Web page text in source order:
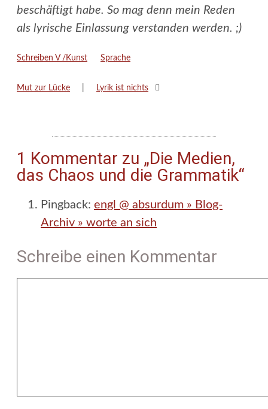
beschäftigt habe. So mag denn mein Reden
als lyrische Einlassung verstanden werden. ;)
Kategorien
Schreiben V /Kunst Schlagwörter
Sprache
Mut zur Lücke Lyrik ist nichts
1 Kommentar zu „Die Medien,
das Chaos und die Grammatik“
Pingback: engl @ absurdum » Blog-
Archiv » worte an sich
Schreibe einen Kommentar